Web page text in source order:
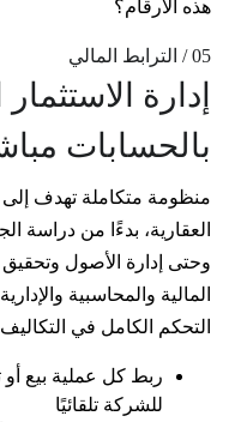
هذه الأرقام؟
05 / الترابط المالي
إدارة
بالحسابات
منظومة متكاملة تهدف
العقارية، بدءًا من دراسة
وحتى إدارة الأصول وتحقيق
المالية والمحاسبية
التحكم الكامل في التكاليف
ربط كل عملية بيع أو
للشركة تلقائيًا